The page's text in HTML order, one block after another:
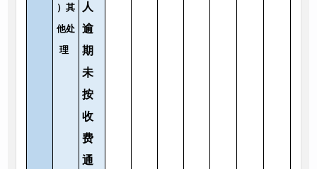
）其
他处
理
人
逾
期
未
按
收
费
通